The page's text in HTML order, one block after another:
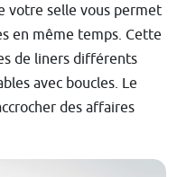
votre selle vous permet
en même temps. Cette
de liners différents
avec boucles. Le
des affaires